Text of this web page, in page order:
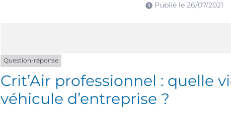
Publié le 26/07/2021
Question-réponse
Crit’Air professionnel : quelle
véhicule d’entreprise ?